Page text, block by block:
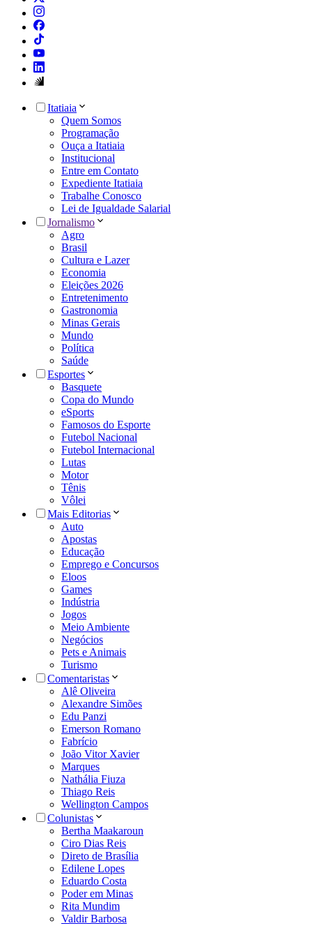
Itatiaia
Quem Somos
Programação
Ouça a Itatiaia
Institucional
Entre em Contato
Expediente Itatiaia
Trabalhe Conosco
Lei de Igualdade Salarial
Jornalismo
Agro
Brasil
Cultura e Lazer
Economia
Eleições 2026
Entretenimento
Gastronomia
Minas Gerais
Mundo
Política
Saúde
Esportes
Basquete
Copa do Mundo
eSports
Famosos do Esporte
Futebol Nacional
Futebol Internacional
Lutas
Motor
Tênis
Vôlei
Mais Editorias
Auto
Apostas
Educação
Emprego e Concursos
Eloos
Games
Indústria
Jogos
Meio Ambiente
Negócios
Pets e Animais
Turismo
Comentaristas
Alê Oliveira
Alexandre Simões
Edu Panzi
Emerson Romano
Fabrício
João Vitor Xavier
Marques
Nathália Fiuza
Thiago Reis
Wellington Campos
Colunistas
Bertha Maakaroun
Ciro Dias Reis
Direto de Brasília
Edilene Lopes
Eduardo Costa
Poder em Minas
Rita Mundim
Valdir Barbosa